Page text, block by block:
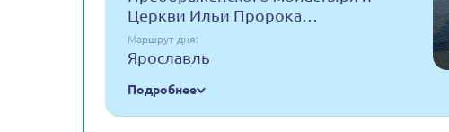
Церкви Ильи Пророка…
Маршрут дня:
Ярославль
Подробнее